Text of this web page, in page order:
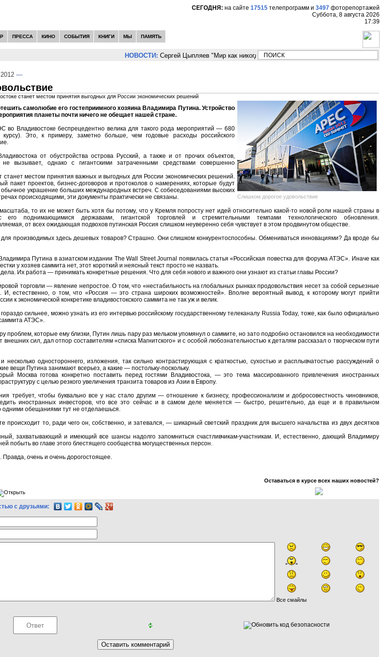
СЕГОДНЯ: на сайте 17515 телепрограмм и 3497 фоторепортажей
Суббота, 8 августа 2026
17:39
ПРЕССА КИНО СОБЫТИЯ КНИГИ МЫ ПАМЯТЬ
НОВОСТИ: Сергей Цыпляев "Мир как никогда близко стоит к угрозе третьей мировой
—
станет местом принятия выгодных для России экономических решений
Слишком дорогое удовольствие
самолюбие его гостеприимного хозяина Владимира Путина. Устройство
планеты почти ничего не обещает нашей стране.
во Владивостоке беспрецедентно велика для такого рода мероприятий — 680
Это, к примеру, заметно больше, чем годовые расходы российского
от обустройства острова Русский, а также и от прочих объектов,
вызывает, однако с гигантскими затраченными средствами совершенно
станет местом принятия важных и выгодных для России экономических решений.
пакет проектов, бизнес-договоров и протоколов о намерениях, которые будут
украшение больших международных встреч. С собеседованиями высоких
происходящими, эти документы практически не связаны.
то их не может быть хотя бы потому, что у Кремля попросту нет идей относительно какой-то новой роли нашей страны в
с его поднимающимися державами, гигантской торговлей и стремительными темпами технологического обновления.
от всех ожидающая подвохов путинская Россия слишком неуверенно себя чувствует в этом продвинутом обществе.
производимых здесь дешевых товаров? Страшно. Они слишком конкурентоспособны. Обмениваться инновациями? Да вроде бы
Путина в азиатском издании The Wall Street Journal появилась статья «Российская повестка для форума АТЭС». Иначе как
у хозяев саммита нет, этот короткий и неясный текст просто не назвать.
Их работа — принимать конкретные решения. Что для себя нового и важного они узнают из статьи главы России?
торговли — явление непростое. О том, что «нестабильность на глобальных рынках продовольствия несет за собой серьезные
И, естественно, о том, что «Россия — это страна широких возможностей». Вполне вероятный вывод, к которому могут прийти
к экономической конкретике владивостокского саммита не так уж и велик.
сильнее, можно узнать из его интервью российскому государственному телеканалу Russia Today, тоже, как было официально
АТЭС».
проблем, которые ему близки, Путин лишь пару раз мельком упомянул о саммите, но зато подробно остановился на необходимости
сил, дал отпор составителям «списка Магнитского» и с особой любознательностью к деталям рассказал о творческом пути
несколько одностороннего, изложения, так сильно контрастирующая с краткостью, сухостью и расплывчатостью рассуждений о
вещи Путина занимают всерьез, а какие — постольку-поскольку.
Москва готова конкретно поставить перед гостями Владивостока, — это тема массированного привлечения иностранных
с целью резкого увеличения транзита товаров из Азии в Европу.
требует, чтобы буквально все у нас стало другим — отношение к бизнесу, профессионализм и добросовестность чиновников,
иностранных инвесторов, что все это сейчас и в самом деле меняется — быстро, решительно, да еще и в правильном
одними обещаниями тут не отделаешься.
происходит то, ради чего он, собственно, и затевался, — шикарный светский праздник для высшего начальства из двух десятков
захватывающий и имеющий все шансы надолго запомниться счастливчикам-участникам. И, естественно, дающий Владимиру
побыть во главе этого блестящего сообщества могущественных персон.
очень и очень дорогостоящее.
Оставаться в курсе всех наших новостей?
с друзьями:
Все смайлы